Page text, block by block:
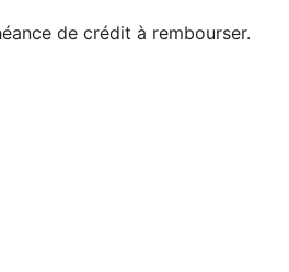
de crédit à rembourser.